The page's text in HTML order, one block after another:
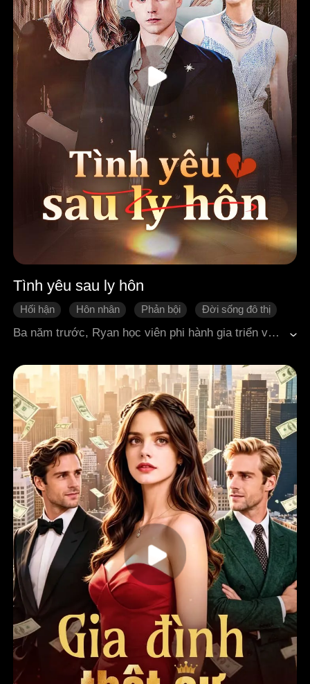
Tình yêu sau ly hôn
Hối hận Hôn nhân Phản bội
Đời sống đô thị
Đô thị hiện đại
Ba năm trước, Ryan học viên phi hành gia triển vọng nhất nước Mỹ đã từ bỏ cơ hội thăng tiến mang tính lịch sử để lui về sống ẩn danh, trở thành một người chồng tận tụy bên Vanessa. Thế nhưng anh không hề hay biết rằng Vanessa, vì bị danh lợi che mờ lý trí, lại thầm thương trộm nhớ người bạn thanh mai trúc mã giàu có của mình Jackson. Trái tim tan vỡ, Ryan quyết định lấy lại thân phận thật sự và gia nhập một nhiệm vụ không gian quốc gia đầy hiểm nguy. Biết rõ chuyến đi này có thể là không có ngày trở về, anh vẫn âm thầm hiến tặng một quả thận để cứu sống Vanessa, mà không để cô hay biết. Chỉ đến khi Ryan hoàn toàn biến mất, Vanessa mới bàng hoàng nhận ra mình đã đánh mất điều gì. Lần gặp cuối cùng của họ diễn ra tại một lễ trao giải được truyền hình trực tiếp trên toàn quốc… nơi Ryan đứng trên sân khấu trong vinh quang rực rỡ, bên cạnh anh là một người phụ nữ xinh đẹp, thanh lịch và hoàn toàn xa lạ với Vanessa…